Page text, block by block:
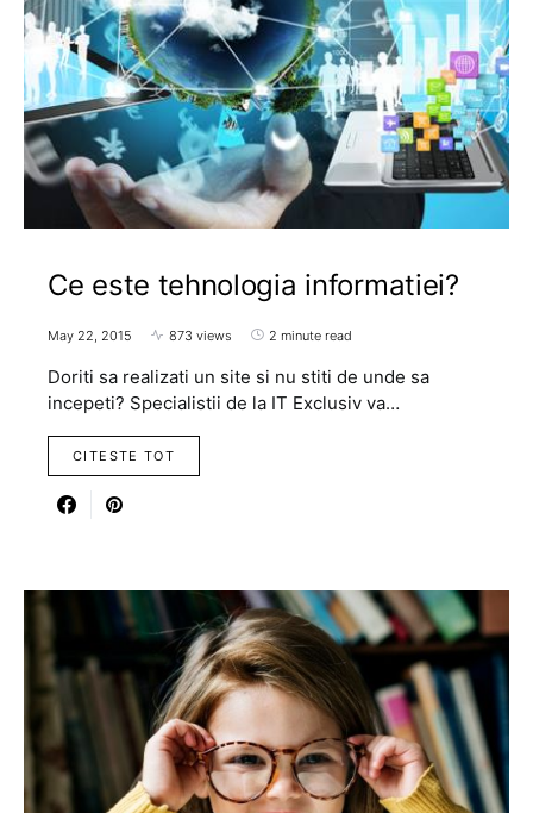
Ce este tehnologia informatiei?
May 22, 2015 873 views 2 minute read
Doriti sa realizati un site si nu stiti de unde sa
incepeti? Specialistii de la IT Exclusiv va…
CITESTE TOT